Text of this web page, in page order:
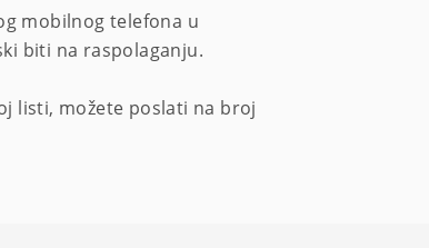
mobilnog telefona u
biti na raspolaganju.
listi, možete poslati na broj